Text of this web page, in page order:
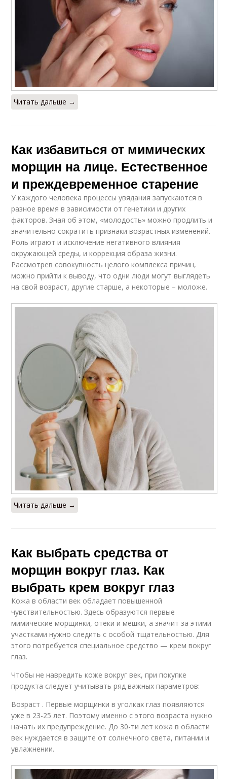
Читать дальше →
Как избавиться от мимических
морщин на лице. Естественное
и преждевременное старение
У каждого человека процессы увядания запускаются в
разное время в зависимости от генетики и других
факторов. Зная об этом, «молодость» можно продлить и
значительно сократить признаки возрастных изменений.
Роль играют и исключение негативного влияния
окружающей среды, и коррекция образа жизни.
Рассмотрев совокупность целого комплекса причин,
можно прийти к выводу, что одни люди могут выглядеть
на свой возраст, другие старше, а некоторые – моложе.
Читать дальше →
Как выбрать средства от
морщин вокруг глаз. Как
выбрать крем вокруг глаз
Кожа в области век обладает повышенной
чувствительностью. Здесь образуются первые
мимические морщинки, отеки и мешки, а значит за этими
участками нужно следить с особой тщательностью. Для
этого потребуется специальное средство — крем вокруг
глаз.
Чтобы не навредить коже вокруг век, при покупке
продукта следует учитывать ряд важных параметров:
Возраст . Первые морщинки в уголках глаз появляются
уже в 23-25 лет. Поэтому именно с этого возраста нужно
начать их предупреждение. До 30-ти лет кожа в области
век нуждается в защите от солнечного света, питании и
увлажнении.